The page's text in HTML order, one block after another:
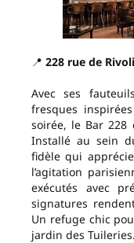
📍 228 rue de
Avec ses
fresques
soirée, le Bar 228
Installé au sein
fidèle qui
l’agitation
exécutés avec
signatures
Un refuge chic
jardin des Tuileries.